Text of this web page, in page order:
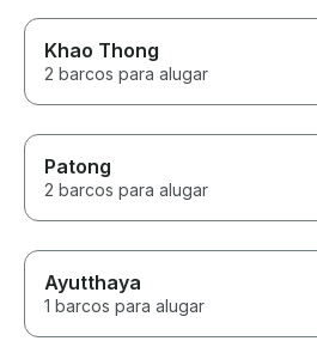
Khao Thong
2 barcos para alugar
Patong
2 barcos para alugar
Ayutthaya
1 barcos para alugar